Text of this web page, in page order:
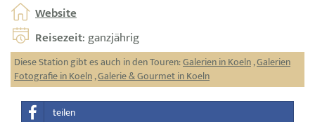
Website
Reisezeit: ganzjährig
Diese Station gibt es auch in den Touren:Galerien in Koeln,Galerien
Fotografie in Koeln,Galerie & Gourmet in Koeln
teilen